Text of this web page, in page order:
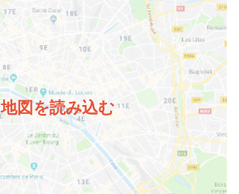
地図を読み込む